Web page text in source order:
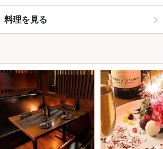
料理を見る